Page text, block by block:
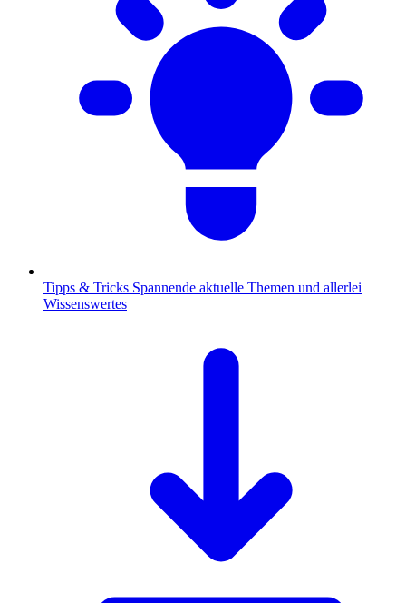
Tipps & Tricks Spannende aktuelle Themen und allerlei
Wissenswertes